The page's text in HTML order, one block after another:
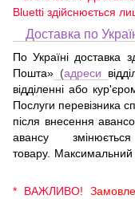
Bluetti здійснюється
Доставка по
По Україні доставка
Пошта» (адреси
відділенні або
Послуги перевізника
після внесення
авансу
товару. Максимальний
* ВАЖЛИВО!